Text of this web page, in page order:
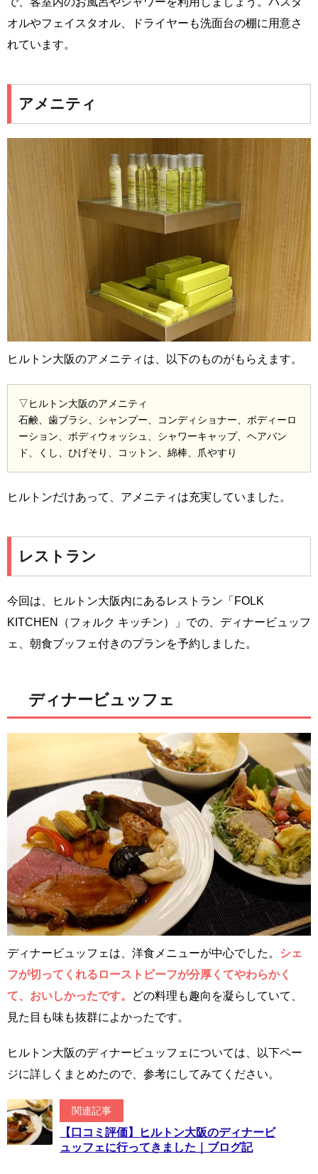
オルやフェイスタオル、ドライヤーも洗面台の棚に用意さ
れています。
アメニティ
ヒルトン大阪のアメニティは、以下のものがもらえます。
▽ヒルトン大阪のアメニティ
石鹸、歯ブラシ、シャンプー、コンディショナー、ボディーロ
ーション、ボディウォッシュ、シャワーキャップ、ヘアバン
ド、くし、ひげそり、コットン、綿棒、爪やすり
ヒルトンだけあって、アメニティは充実していました。
レストラン
今回は、ヒルトン大阪内にあるレストラン「FOLK
KITCHEN（フォルク キッチン）」での、ディナービュッフ
ェ、朝食ブッフェ付きのプランを予約しました。
ディナービュッフェ
ディナービュッフェは、洋食メニューが中心でした。
シェ
フが切ってくれるローストビーフが分厚くてやわらかく
て、おいしかったです。
どの料理も趣向を凝らしていて、
見た目も味も抜群によかったです。
ヒルトン大阪のディナービュッフェについては、以下ペー
ジに詳しくまとめたので、参考にしてみてください。
関連記事
【口コミ評価】ヒルトン大阪のディナービ
ュッフェに行ってきました｜ブログ記